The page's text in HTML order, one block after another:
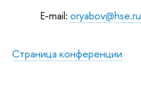
E-mail:oryabov@hse.ru
Страница конференции